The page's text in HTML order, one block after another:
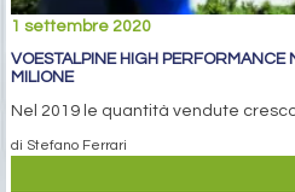
1 settembre 2020
VOESTALPINE HIGH PERFORMANCE
MILIONE
Nel 2019 le quantità vendute
di Stefano Ferrari